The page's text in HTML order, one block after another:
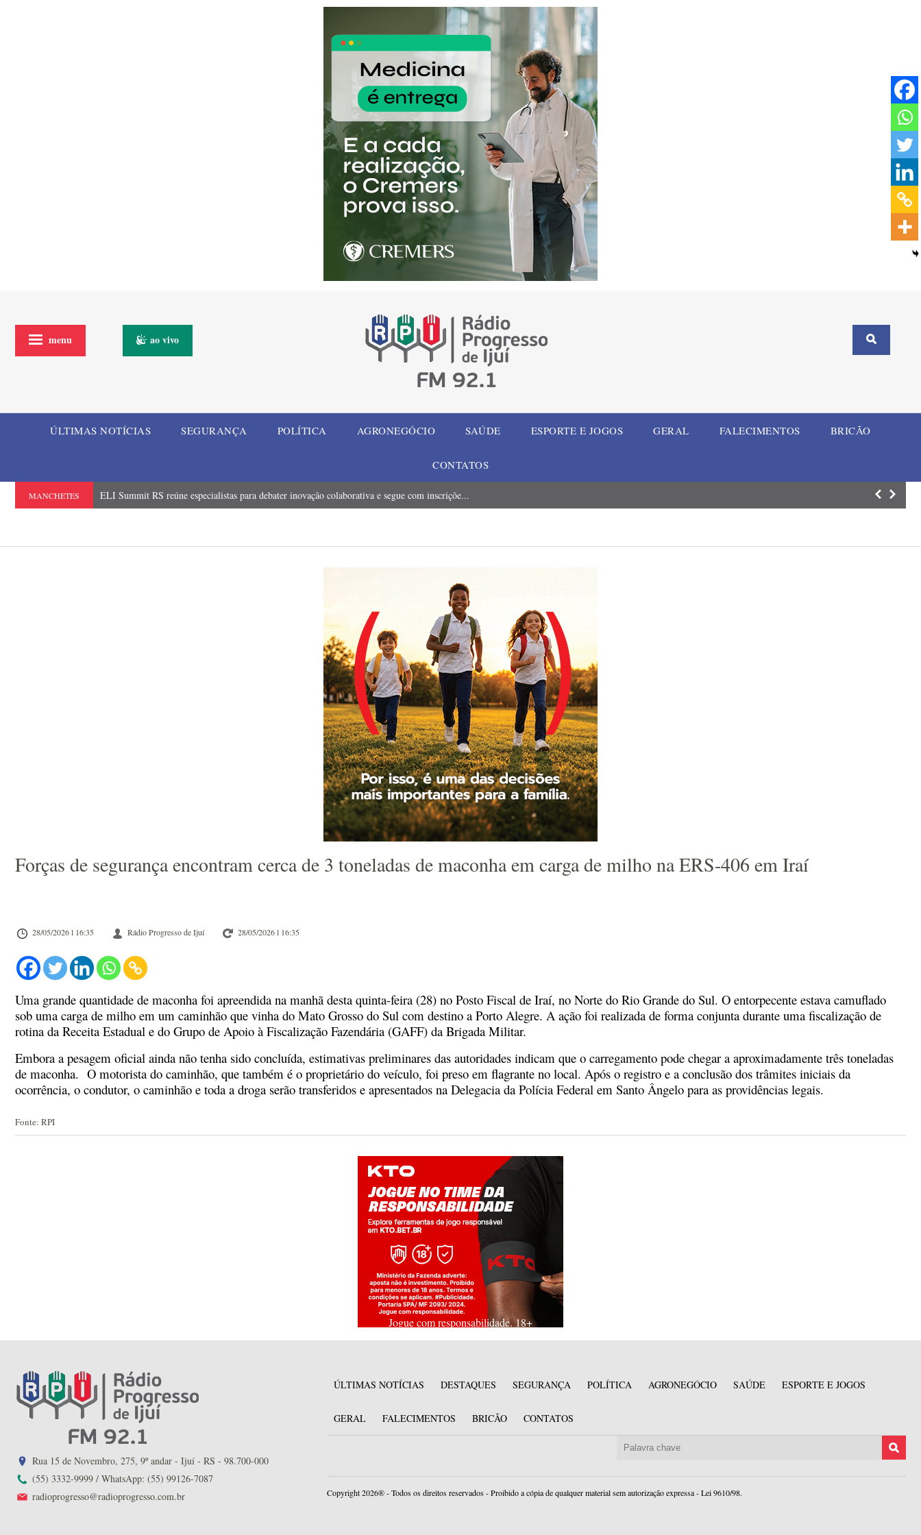
menu ao vivo
ÚLTIMAS NOTÍCIAS SEGURANÇA POLÍTICA AGRONEGÓCIO SAÚDE ESPORTE E JOGOS GERAL FALECIMENTOS BRICÃO
CONTATOS
MANCHETES ELI Summit RS reúne especialistas para debater inovação colaborativa e segue com inscriçõe... Corsan
Forças de segurança encontram cerca de 3 toneladas de maconha em carga de milho na ERS-406 em Iraí
28/05/2026 l 16:35 Rádio Progresso de Ijuí 28/05/2026 l 16:35
Uma grande quantidade de maconha foi apreendida na manhã desta quinta-feira (28) no Posto Fiscal de Iraí, no Norte do Rio Grande do Sul. O entorpecente estava camuflado
sob uma carga de milho em um caminhão que vinha do Mato Grosso do Sul com destino a Porto Alegre. A ação foi realizada de forma conjunta durante uma fiscalização de
rotina da Receita Estadual e do Grupo de Apoio à Fiscalização Fazendária (GAFF) da Brigada Militar.
Embora a pesagem oficial ainda não tenha sido concluída, estimativas preliminares das autoridades indicam que o carregamento pode chegar a aproximadamente três toneladas
de maconha. O motorista do caminhão, que também é o proprietário do veículo, foi preso em flagrante no local. Após o registro e a conclusão dos trâmites iniciais da
ocorrência, o condutor, o caminhão e toda a droga serão transferidos e apresentados na Delegacia da Polícia Federal em Santo Ângelo para as providências legais.
Fonte: RPI
Jogue com responsabilidade. 18+
Rua 15 de Novembro, 275, 9º andar - Ijuí - RS - 98.700-000
(55) 3332-9999 / WhatsApp: (55) 99126-7087
radioprogresso@radioprogresso.com.br
ÚLTIMAS NOTÍCIAS DESTAQUES SEGURANÇA POLÍTICA AGRONEGÓCIO SAÚDE ESPORTE E JOGOS
GERAL FALECIMENTOS BRICÃO CONTATOS
Copyright 2026® - Todos os direitos reservados - Proibido a cópia de qualquer material sem autorização expressa - Lei 9610/98.